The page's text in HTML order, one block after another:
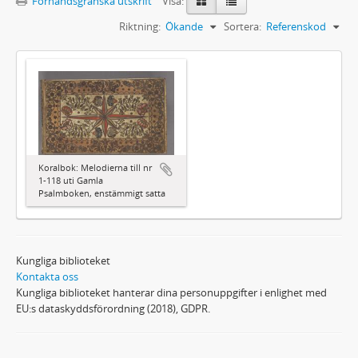
Sortera: Referenskod
Riktning: Ökande
Koralbok: Melodierna till nr
1-118 uti Gamla
Psalmboken, enstämmigt satta
Kungliga biblioteket
Kontakta oss
Kungliga biblioteket hanterar dina personuppgifter i enlighet med
EU:s dataskyddsförordning (2018), GDPR.